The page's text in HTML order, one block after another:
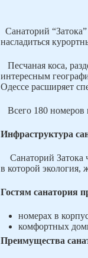
Санаторий
насладиться
Песчаная коса,
интересным
Одессе расширяет
Всего 180 номеров
Инфраструктура
Санаторий Затока
в которой
Гостям санатория
номерах в
комфортных
Преимущества